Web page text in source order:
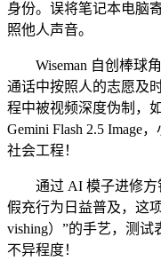
身份。误将笔记本电脑
照他人声音。
Wiseman 自创棒球角
通话中按照人的志愿及
程中被视频深度伪制，
Gemini Flash 2.5 Image
社会工程！
通过 AI 模子进修方
假充行为日益普及，这
vishing）”的手艺，测
不异程度！